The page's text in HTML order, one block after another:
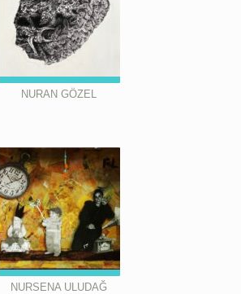
NURAN GÖZEL
NURSENA ULUDAĞ